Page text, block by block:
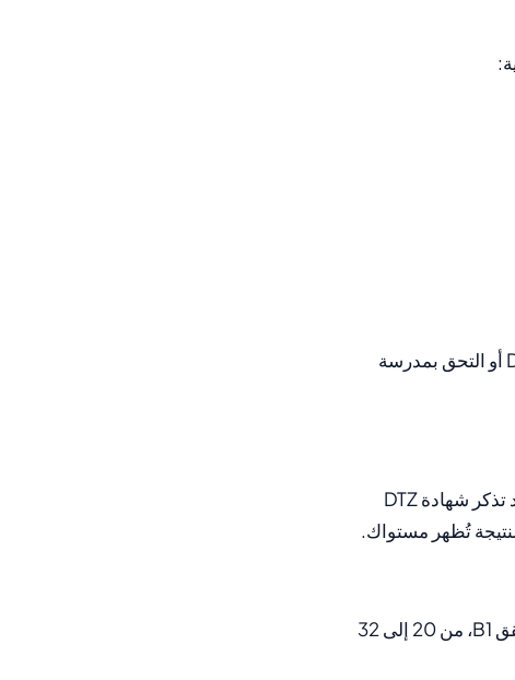
إذاً لا تضطر بالضرورة إلى عمل اختبار إضافي. من أنهى الدورة التكاملية بنتيجة DTZ B1 أو التحق بمدرسة
هو الاختبار الأكثر شهرة لأنه ينهي الدورة التكاملية. عمليًا، قد تذكر شهادة DTZ
يتم تقييمهما معاً (45 مهمة، 45 نقطة). من 33 إلى 45 نقطة تحقق B1، من 20 إلى 32